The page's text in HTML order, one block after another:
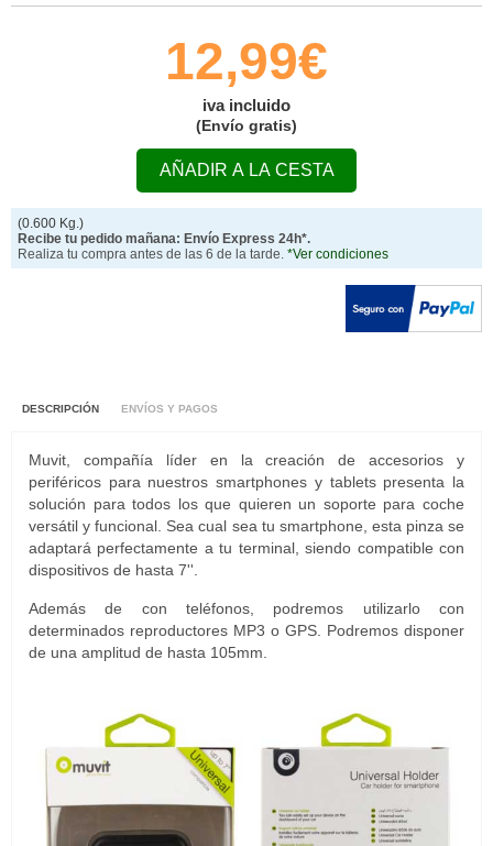
12,99€
iva incluido
(Envío gratis)
AÑADIR A LA CESTA
(0.600 Kg.)
Recibe tu pedido mañana: Envío Express 24h*.
Realiza tu compra antes de las 6 de la tarde. *Ver condiciones
DESCRIPCIÓN ENVÍOS Y PAGOS
Muvit, compañía líder en la creación de accesorios y
periféricos para nuestros smartphones y tablets presenta la
solución para todos los que quieren un soporte para coche
versátil y funcional. Sea cual sea tu smartphone, esta pinza se
adaptará perfectamente a tu terminal, siendo compatible con
dispositivos de hasta 7''.
Además de con teléfonos, podremos utilizarlo con
determinados reproductores MP3 o GPS. Podremos disponer
de una amplitud de hasta 105mm.